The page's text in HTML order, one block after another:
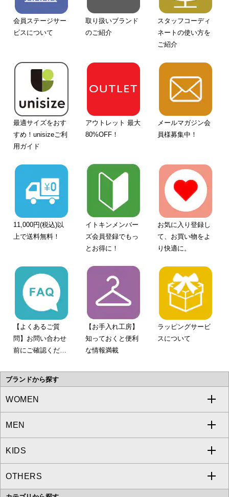
会員ステージサー
ビスについて
取り扱いブランド
のご紹介
スタッフコーディ
ネートの使い方を
ご紹介
最適サイズをおす
すめ！unisizeご利
用ガイド
アウトレット 最大
80%OFF！
メールマガジン会
員様募集中！
11,000円(税込)以
上で送料無料！
イトキンメンバー
ズ会員登録でもっ
とお得に！
お気に入り登録し
て、お買い物をよ
り快適に。
【よくあるご質
問】お問い合わせ
前にご確認くださ
【お手入れ工房】
知っておくと便利
な情報満載
ラッピングサービ
スについて
ブランドから探す
WOMEN
a.v.v
MICHEL KLEIN
MK MICHEL KLEIN
MEN
a.v.v
MICHEL KLEIN HOMME
KIDS
a.v.v
OTHERS